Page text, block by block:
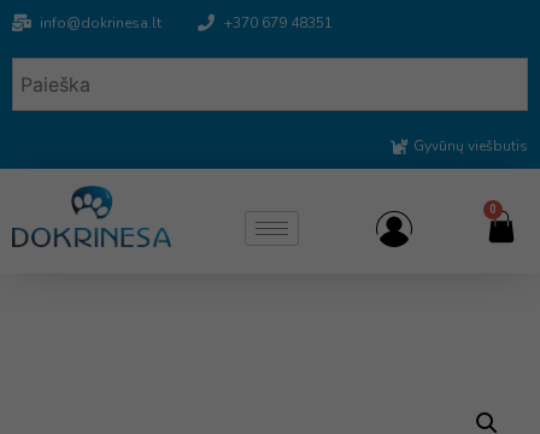
info@dokrinesa.lt +370 679 48351
Gyvūnų viešbutis
0